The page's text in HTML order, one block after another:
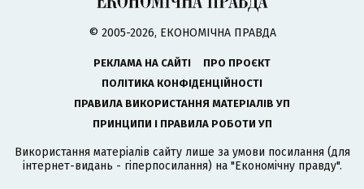
© 2005-2026, ЕКОНОМІЧНА ПРАВДА
РЕКЛАМА НА САЙТІ
ПРО ПРОЄКТ
ПОЛІТИКА КОНФІДЕНЦІЙНОСТІ
ПРАВИЛА ВИКОРИСТАННЯ МАТЕРІАЛІВ УП
ПРИНЦИПИ І ПРАВИЛА РОБОТИ УП
Використання матеріалів сайту лише за умови посилання (для
інтернет-видань - гіперпосилання) на "Економічну правду".